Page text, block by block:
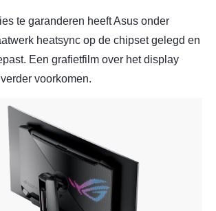
te garanderen heeft Asus onder
heatsync op de chipset gelegd en
Een grafietfilm over het display
voorkomen.